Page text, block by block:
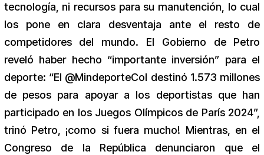
tecnología, ni recursos para su manutención, lo cual
los pone en clara desventaja ante el resto de
competidores del mundo. El Gobierno de Petro
reveló haber hecho “importante inversión” para el
deporte: “El @MindeporteCol destinó 1.573 millones
de pesos para apoyar a los deportistas que han
participado en los Juegos Olímpicos de París 2024”,
trinó Petro, ¡como si fuera mucho! Mientras, en el
Congreso de la República denunciaron que el